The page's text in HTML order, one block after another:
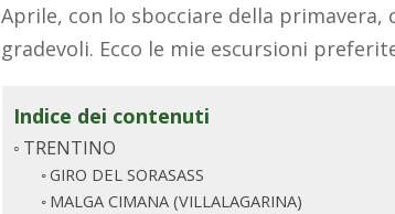
Aprile, con lo sbocciare della
gradevoli. Ecco le mie escursioni
Indice dei contenuti
TRENTINO
GIRO DEL SORASASS
MALGA CIMANA (VILLALAGARINA)